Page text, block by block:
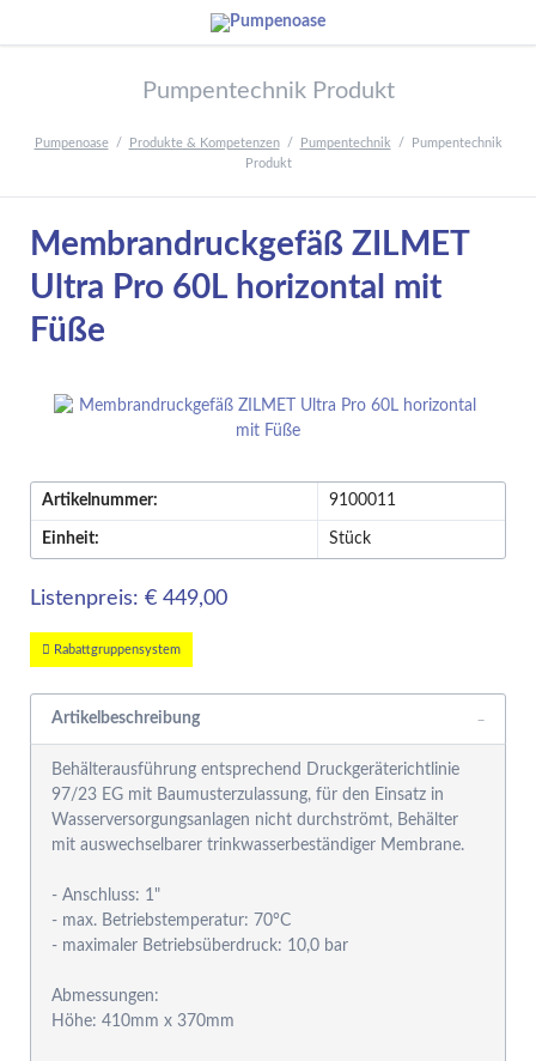
Pumpentechnik Produkt
Pumpenoase Produkte & Kompetenzen Pumpentechnik
Pumpentechnik
Produkt
Membrandruckgefäß ZILMET
Ultra Pro 60L horizontal mit
Füße
Artikelnummer: 9100011
Einheit: Stück
Listenpreis: € 449,00
Rabattgruppensystem
Artikelbeschreibung
Behälterausführung entsprechend Druckgeräterichtlinie
97/23 EG mit Baumusterzulassung, für den Einsatz in
Wasserversorgungsanlagen nicht durchströmt, Behälter
mit auswechselbarer trinkwasserbeständiger Membrane.
- Anschluss: 1"
- max. Betriebstemperatur: 70°C
- maximaler Betriebsüberdruck: 10,0 bar
Abmessungen:
Höhe: 410mm x 370mm